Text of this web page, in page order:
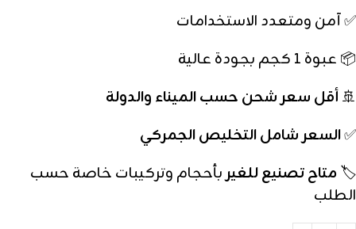
✅ آمن ومتعدد الاستخدامات
📦 عبوة 1 كجم بجودة عالية
🚢أقل سعر شحن حسب الميناء والدولة
✅السعر شامل التخليص الجمركي
🏷️ متاح تصنيع للغيربأحجام وتركيبات خاصة حسب
الطلب